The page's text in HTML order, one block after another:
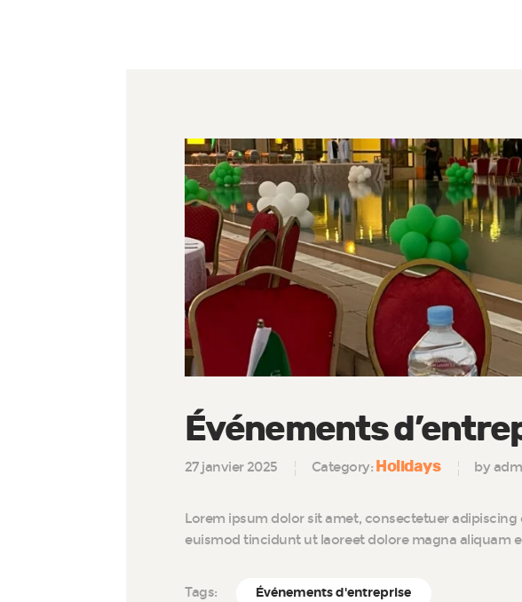
Événements
27 janvier 2025 Category: Holidays by
Lorem ipsum dolor sit amet, consectetuer
euismod tincidunt ut laoreet dolore magna aliquam
Tags: Événements d'entreprise